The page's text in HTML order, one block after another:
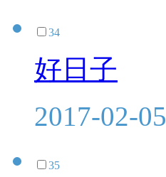
34
好日子
2017-02-05
35